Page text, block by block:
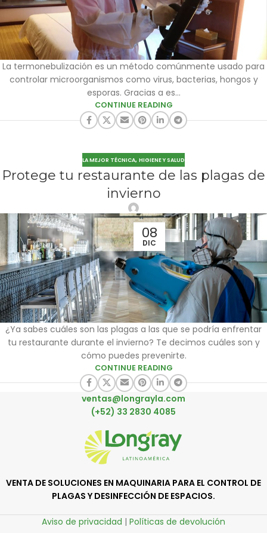
La termonebulización es un método comúnmente usado para
controlar microorganismos como virus, bacterias, hongos y
esporas. Gracias a es...
CONTINUE READING
LA MEJOR TÉCNICA, HIGIENE Y SALUD
Protege tu restaurante de las plagas de
invierno
08
DIC
¿Ya sabes cuáles son las plagas a las que se podría enfrentar
tu restaurante durante el invierno? Te decimos cuáles son y
cómo puedes prevenirte.
CONTINUE READING
ventas@longrayla.com
(+52) 33 2830 4085
VENTA DE SOLUCIONES EN MAQUINARIA PARA EL CONTROL DE
PLAGAS Y DESINFECCIÓN DE ESPACIOS.
Aviso de privacidad | Políticas de devolución